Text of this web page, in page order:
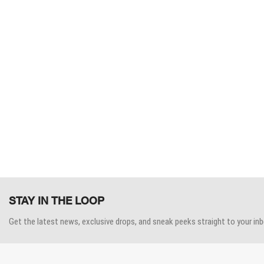
STAY IN THE LOOP
Get the latest news, exclusive drops, and sneak peeks straight to your